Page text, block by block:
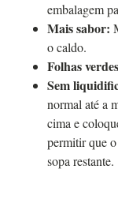
embalagem
Mais sabor:
o caldo.
Folhas
Sem
normal até a
cima e
permitir que
sopa restante.